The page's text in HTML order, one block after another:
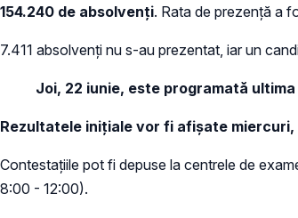
154.240 de absolvenți. Rata de prezență a
7.411 absolvenți nu s-au prezentat, iar un
Joi, 22 iunie, este programată
Rezultatele inițiale vor fi afișate miercuri,
Contestațiile pot fi depuse la centrele de
8:00 - 12:00).